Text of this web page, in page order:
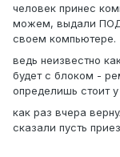
человек принес
можем, выдали
своем компьютере.
ведь неизвестно
будет с блоком -
определишь стоит
как раз вчера
сказали пусть